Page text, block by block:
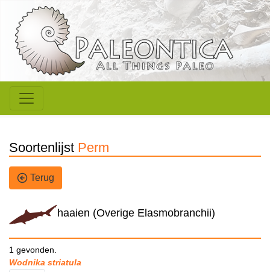
Soortenlijst Perm
Terug
haaien (Overige Elasmobranchii)
1 gevonden.
Wodnika striatula